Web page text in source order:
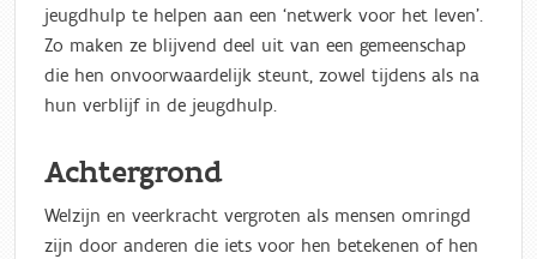
jeugdhulp te helpen aan een ‘netwerk voor het leven’.
Zo maken ze blijvend deel uit van een gemeenschap
die hen onvoorwaardelijk steunt, zowel tijdens als na
hun verblijf in de jeugdhulp.
Achtergrond
Welzijn en veerkracht vergroten als mensen omringd
zijn door anderen die iets voor hen betekenen of hen